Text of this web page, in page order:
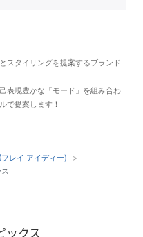
スタイリングを提案するブランド
表現豊かな「モード」を組み合わ
で提案します！
フレイ アイディー)
ックス